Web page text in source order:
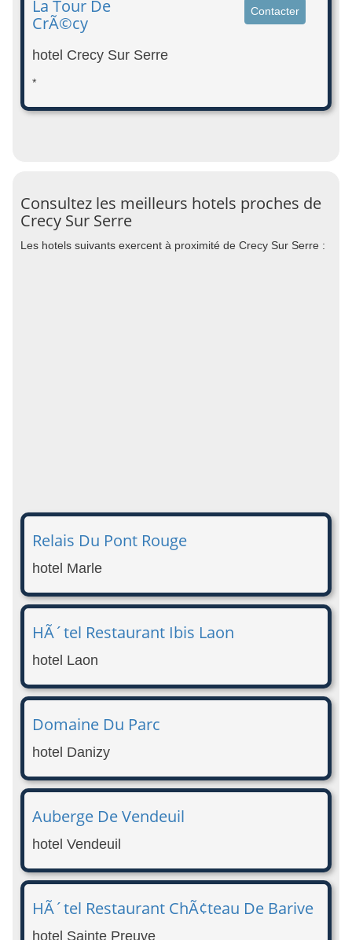
La Tour De
CrÃ©cy
Contacter
hotel Crecy Sur Serre
*
Consultez les meilleurs hotels proches de
Crecy Sur Serre
Les hotels suivants exercent à proximité de Crecy Sur Serre :
Relais Du Pont Rouge
hotel Marle
HÃ´tel Restaurant Ibis Laon
hotel Laon
Domaine Du Parc
hotel Danizy
Auberge De Vendeuil
hotel Vendeuil
HÃ´tel Restaurant ChÃ¢teau De Barive
hotel Sainte Preuve